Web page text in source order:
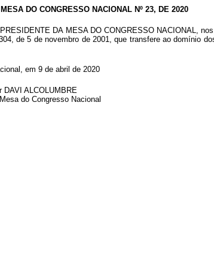
DO CONGRESSO NACIONAL Nº 23, DE 2020
DA MESA DO CONGRESSO NACIONAL,
de 5 de novembro de 2001, que transfere ao domínio
em 9 de abril de 2020
DAVI ALCOLUMBRE
do Congresso Nacional